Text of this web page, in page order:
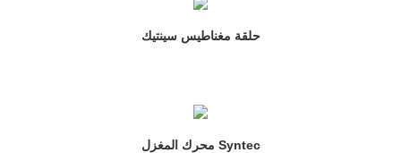
حلقة مغناطيس سينتيك
محرك المغزل Syntec